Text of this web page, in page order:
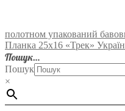
полотном упакований
Планка 25х16 «Трек»
Пошук…
Пошук
×